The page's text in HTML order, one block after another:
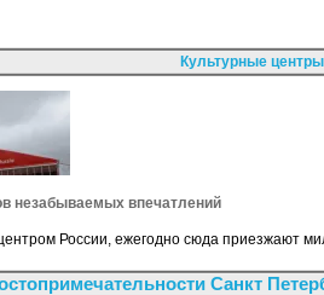
Культурные
незабываемых впечатлений
России, ежегодно сюда приезжают
Санкт